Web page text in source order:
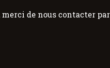
de nous contacter